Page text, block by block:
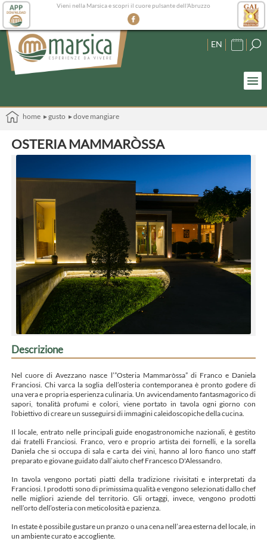
Vieni nella Marsica e scopri il cuore pulsante dell'Abruzzo
EN
home ▸ gusto ▸ dove mangiare
OSTERIA MAMMARÒSSA
Descrizione
Nel cuore di Avezzano nasce l’”Osteria Mammaròssa” di Franco e Daniela
Franciosi. Chi varca la soglia dell’osteria contemporanea è pronto godere di
una vera e propria esperienza culinaria. Un avvicendamento fantasmagorico di
sapori, tonalità profumi e colori, viene portato in tavola ogni giorno con
l'obiettivo di creare un susseguirsi di immagini caleidoscopiche della cucina.
Il locale, entrato nelle principali guide enogastronomiche nazionali, è gestito
dai fratelli Franciosi. Franco, vero e proprio artista dei fornelli, e la sorella
Daniela che si occupa di sala e carta dei vini, hanno al loro fianco uno staff
preparato e giovane guidato dall’aiuto chef Francesco D'Alessandro.
In tavola vengono portati piatti della tradizione rivisitati e interpretati da
Franciosi. I prodotti sono di primissima qualità e vengono selezionati dallo chef
nelle migliori aziende del territorio. Gli ortaggi, invece, vengono prodotti
nell’orto dell’osteria con meticolosità e pazienza.
In estate è possibile gustare un pranzo o una cena nell’area esterna del locale, in
un ambiente curato e accogliente.